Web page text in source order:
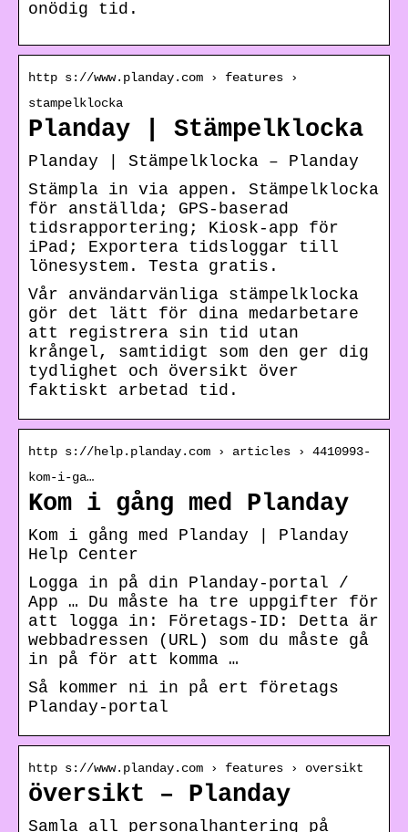
onödig tid.
http s://www.planday.com › features ›
stampelklocka
Planday | Stämpelklocka
Planday | Stämpelklocka – Planday
Stämpla in via appen. Stämpelklocka
för anställda; GPS-baserad
tidsrapportering; Kiosk-app för
iPad; Exportera tidsloggar till
lönesystem. Testa gratis.
Vår användarvänliga stämpelklocka
gör det lätt för dina medarbetare
att registrera sin tid utan
krångel, samtidigt som den ger dig
tydlighet och översikt över
faktiskt arbetad tid.
http s://help.planday.com › articles › 4410993-
kom-i-ga…
Kom i gång med Planday
Kom i gång med Planday | Planday
Help Center
Logga in på din Planday-portal /
App … Du måste ha tre uppgifter för
att logga in: Företags-ID: Detta är
webbadressen (URL) som du måste gå
in på för att komma …
Så kommer ni in på ert företags
Planday-portal
http s://www.planday.com › features › oversikt
översikt – Planday
Samla all personalhantering på